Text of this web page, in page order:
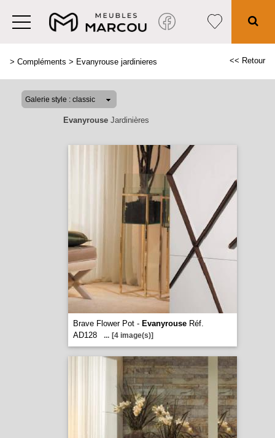
> Compléments > Evanyrouse jardinieres << Retour
EvanyrouseJardinières
Brave Flower Pot - EvanyrouseRéf.
AD128
... [4 image(s)]